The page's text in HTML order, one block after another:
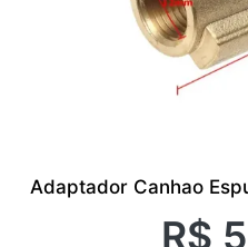
Adaptador Canhao
R$